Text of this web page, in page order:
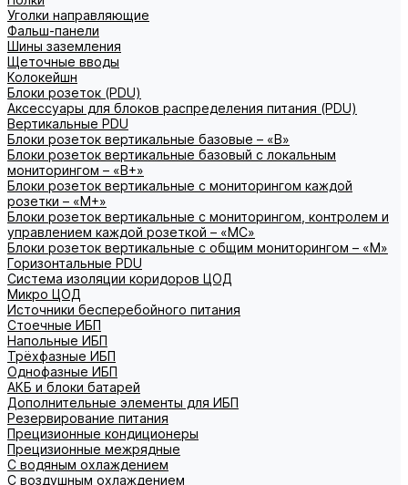
Уголки направляющие
Фальш-панели
Шины заземления
Щеточные вводы
Колокейшн
Блоки розеток (PDU)
Аксессуары для блоков распределения питания (PDU)
Вертикальные PDU
Блоки розеток вертикальные базовые – «В»
Блоки розеток вертикальные базовый с локальным
мониторингом – «В+»
Блоки розеток вертикальные с мониторингом каждой
розетки – «М+»
Блоки розеток вертикальные с мониторингом, контролем и
управлением каждой розеткой – «МС»
Блоки розеток вертикальные с общим мониторингом – «М»
Горизонтальные PDU
Система изоляции коридоров ЦОД
Микро ЦОД
Источники бесперебойного питания
Стоечные ИБП
Напольные ИБП
Трёхфазные ИБП
Однофазные ИБП
АКБ и блоки батарей
Дополнительные элементы для ИБП
Резервирование питания
Прецизионные кондиционеры
Прецизионные межрядные
С водяным охлаждением
С воздушным охлаждением